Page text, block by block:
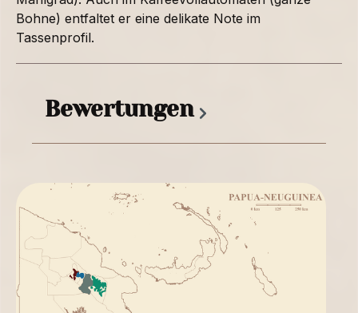
Bohne) entfaltet er eine delikate Note im
Tassenprofil.
Bewertungen